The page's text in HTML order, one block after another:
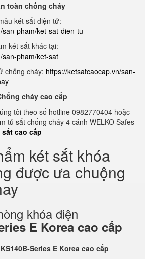
toàn chống cháy
két sắt điện tử:
pham/ket-sat-dien-tu
két sắt khác tại:
san-pham/ket-sat
chống cháy: https://ketsatcaocap.vn/san-
cháy cao cấp
tôi theo số hotline 0982770404 hoặc
tủ sắt chống cháy 4 cánh WELKO Safes
sắt cao cấp
két sắt khóa
được ưa chuộng
khóa điện
E Korea cao cấp